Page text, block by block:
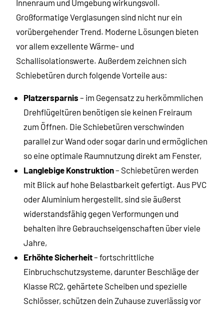
Innenraum und Umgebung wirkungsvoll.
Großformatige Verglasungen sind nicht nur ein
vorübergehender Trend. Moderne Lösungen bieten
vor allem exzellente Wärme- und
Schallisolationswerte. Außerdem zeichnen sich
Schiebetüren durch folgende Vorteile aus:
Platzersparnis – im Gegensatz zu herkömmlichen
Drehflügeltüren benötigen sie keinen Freiraum
zum Öffnen. Die Schiebetüren verschwinden
parallel zur Wand oder sogar darin und ermöglichen
so eine optimale Raumnutzung direkt am Fenster,
Langlebige Konstruktion– Schiebetüren werden
mit Blick auf hohe Belastbarkeit gefertigt. Aus PVC
oder Aluminium hergestellt, sind sie äußerst
widerstandsfähig gegen Verformungen und
behalten ihre Gebrauchseigenschaften über viele
Jahre,
Erhöhte Sicherheit– fortschrittliche
Einbruchschutzsysteme, darunter Beschläge der
Klasse RC2, gehärtete Scheiben und spezielle
Schlösser, schützen dein Zuhause zuverlässig vor